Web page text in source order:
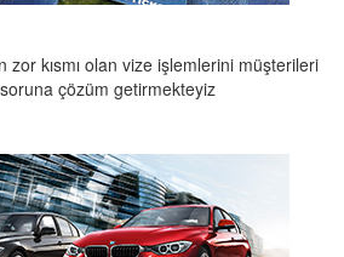
zor kısmı olan vize işlemlerini müşterileri
çözüm getirmekteyiz